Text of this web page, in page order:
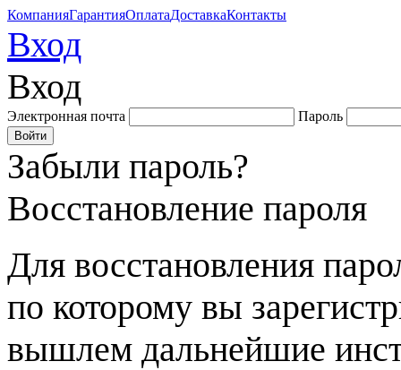
КомпанияГарантияОплатаДоставкаКонтакты
Вход
Вход
Электронная почта Пароль
Забыли пароль?
Восстановление пароля
Для восстановления
по которому вы
вышлем дальнейшие